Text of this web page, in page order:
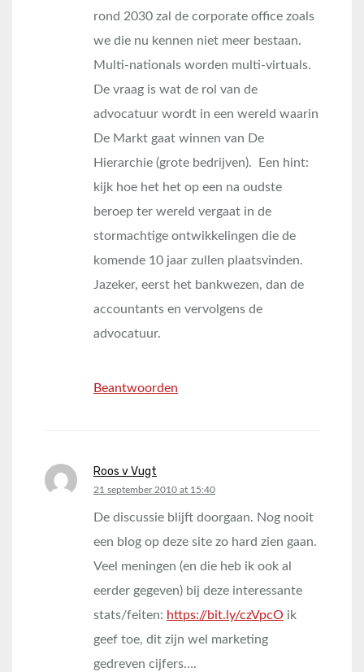
rond 2030 zal de corporate office zoals
we die nu kennen niet meer bestaan.
Multi-nationals worden multi-virtuals.
De vraag is wat de rol van de
advocatuur wordt in een wereld waarin
De Markt gaat winnen van De
Hierarchie (grote bedrijven). Een hint:
kijk hoe het het op een na oudste
beroep ter wereld vergaat in de
stormachtige ontwikkelingen die de
komende 10 jaar zullen plaatsvinden.
Jazeker, eerst het bankwezen, dan de
accountants en vervolgens de
advocatuur.
Beantwoorden
Roos v Vugt
says:
21 september 2010 at 15:40
De discussie blijft doorgaan. Nog nooit
een blog op deze site zo hard zien gaan.
Veel meningen (en die heb ik ook al
eerder gegeven) bij deze interessante
stats/feiten: https://bit.ly/czVpcO ik
geef toe, dit zijn wel marketing
gedreven cijfers….